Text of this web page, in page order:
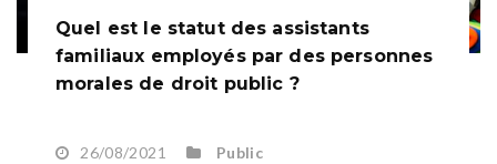
Quel est le statut des assistants
familiaux employés par des personnes
morales de droit public ?
26/08/2021
Public